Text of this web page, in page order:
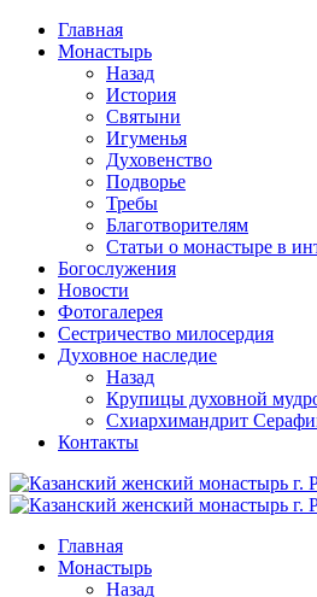
Перейти
содержимому
Главная
Монастырь
Назад
История
Святыни
Игуменья
Духовенство
Подворье
Требы
Благотворителям
Статьи о монастыре в
Богослужения
Новости
Фотогалерея
Сестричество милосердия
Духовное наследие
Назад
Крупицы духовной
Схиархимандрит
Контакты
Главная
Монастырь
Назад